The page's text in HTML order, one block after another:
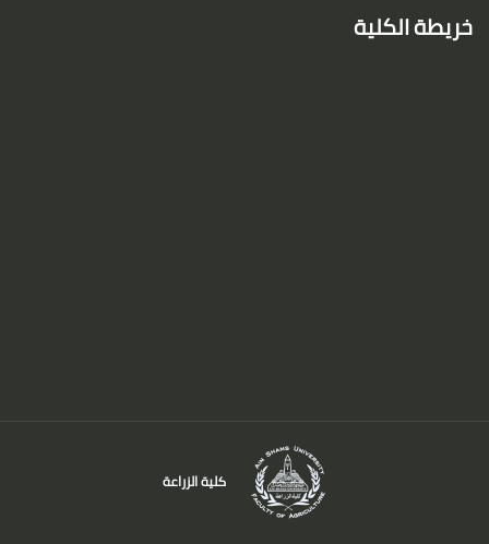
خريطة الكلية
كلية الزراعة